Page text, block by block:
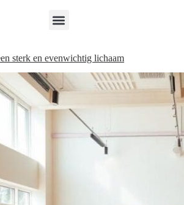
sterk en evenwichtig lichaam